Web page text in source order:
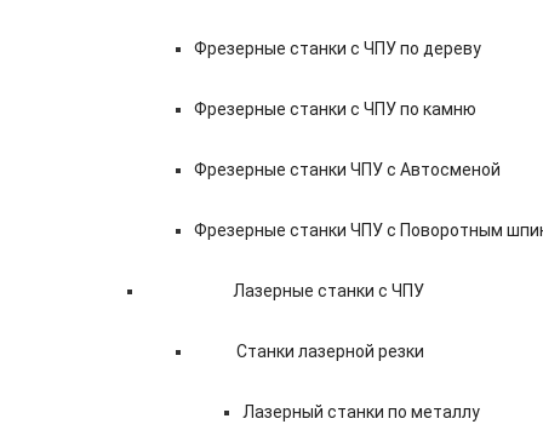
Фрезерные станки с ЧПУ по дереву
Фрезерные станки с ЧПУ по камню
Фрезерные станки ЧПУ с Автосменой
Фрезерные станки ЧПУ с Поворотным
Лазерные станки с ЧПУ
Станки лазерной резки
Лазерный станки по металлу